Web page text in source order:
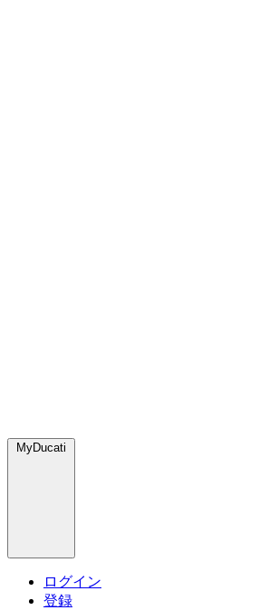
MyDucati
ログイン
登録